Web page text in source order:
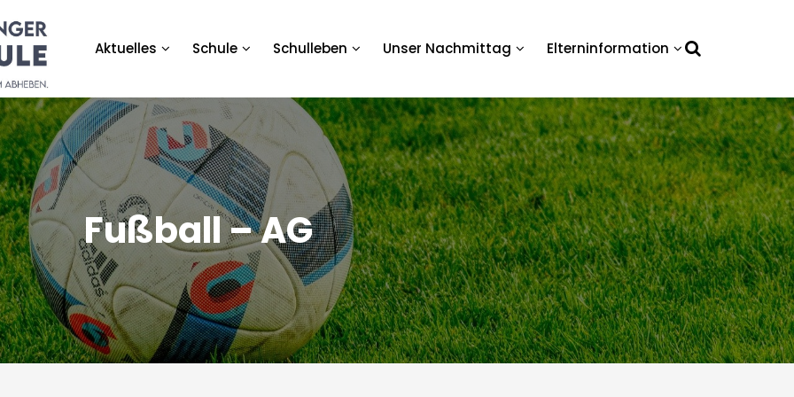
Aktuelles Schule Schulleben Unser Nachmittag Elterninformation
Fußball – AG
l